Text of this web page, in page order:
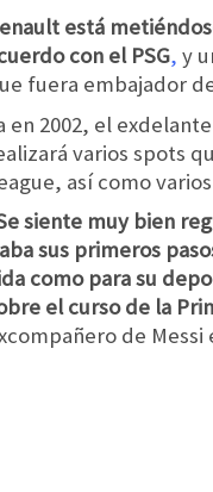
está
con el PSG, y
fuera embajador
en 2002, el
varios spots
así como
siente muy bien
sus primeros
como para su
el curso de la
de Messi